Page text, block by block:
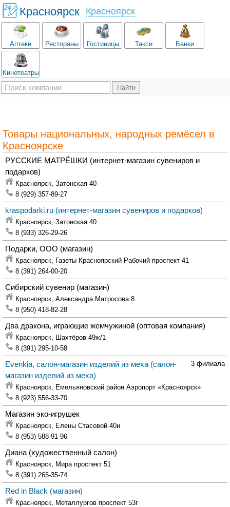
Красноярск Красноярск
Аптеки Рестораны Гостиницы Такси Банки
Кинотеатры
Товары национальных, народных ремёсел в
Красноярске
РУССКИЕ МАТРЁШКИ (интернет-магазин сувениров и
подарков)
Красноярск, Затонская 40
8 (929) 357-89-27
kraspodarki.ru (интернет-магазин сувениров и подарков)
Красноярск, Затонская 40
8 (933) 326-29-26
Подарки, ООО (магазин)
Красноярск, Газеты Красноярский Рабочий проспект 41
8 (391) 264-00-20
Сибирский сувенир (магазин)
Красноярск, Александра Матросова 8
8 (950) 418-82-28
Два дракона, играющие жемчужиной (оптовая компания)
Красноярск, Шахтёров 49ж/1
8 (391) 295-10-58
3 филиала
Evenkia, салон-магазин изделий из меха (салон-
магазин изделий из меха)
Красноярск, Емельяновский район Аэропорт «Красноярск»
8 (923) 556-33-70
Магазин эко-игрушек
Красноярск, Елены Стасовой 40и
8 (953) 588-91-96
Диана (художественный салон)
Красноярск, Мира проспект 51
8 (391) 265-35-74
Red in Black (магазин)
Красноярск, Металлургов проспект 53г